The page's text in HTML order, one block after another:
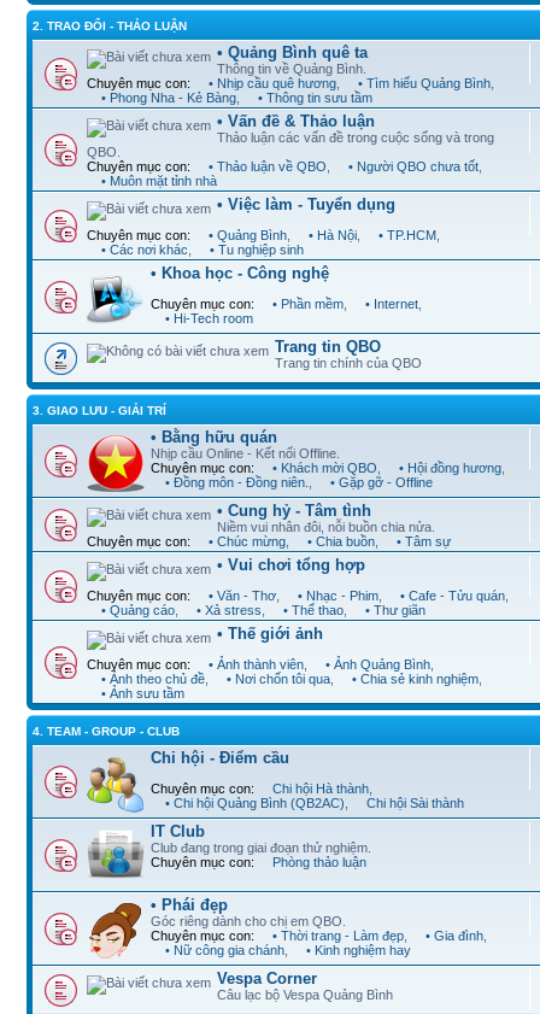
2. TRAO ĐỔI - THẢO LUẬN
• Quảng Bình quê ta
Thông tin về Quảng Bình.
Chuyên mục con:
• Nhịp cầu quê hương • Tìm hiểu Quảng Bình
• Phong Nha - Kẻ Bàng
• Thông tin sưu tầm
• Vấn đề & Thảo luận
Thảo luận các vấn đề trong cuộc sống và trong
QBO.
Chuyên mục con:
• Thảo luận về QBO • Người QBO chưa tốt
• Muôn mặt tỉnh nhà
• Việc làm - Tuyển dụng
Chuyên mục con: • Quảng Bình • Hà Nội • TP.HCM
• Các nơi khác
• Tu nghiệp sinh
• Khoa học - Công nghệ
Chuyên mục con: • Phần mềm • Internet
• Hi-Tech room
Trang tin QBO
Trang tin chính của QBO
3. GIAO LƯU - GIẢI TRÍ
• Bằng hữu quán
Nhịp cầu Online - Kết nối Offline.
Chuyên mục con:
• Khách mời QBO • Hội đồng hương
• Đồng môn - Đồng niên.
• Gặp gỡ - Offline
• Cung hỷ - Tâm tình
Niềm vui nhân đôi, nỗi buồn chia nửa.
Chuyên mục con:
• Chúc mừng • Chia buồn • Tâm sự
• Vui chơi tổng hợp
Chuyên mục con: • Văn - Thơ • Nhạc - Phim • Cafe - Tửu quán
• Quảng cáo
• Xả stress • Thể thao • Thư giãn
• Thế giới ảnh
Chuyên mục con: • Ảnh thành viên • Ảnh Quảng Bình
• Ảnh theo chủ đề
• Nơi chốn tôi qua • Chia sẻ kinh nghiệm
• Ảnh sưu tầm
4. TEAM - GROUP - CLUB
Chi hội - Điểm cầu
Chuyên mục con: Chi hội Hà thành
• Chi hội Quảng Bình (QB2AC)
Chi hội Sài thành
IT Club
Club đang trong giai đoạn thử nghiệm.
Chuyên mục con:
Phòng thảo luận
• Phái đẹp
Góc riêng dành cho chị em QBO.
Chuyên mục con:
• Thời trang - Làm đẹp • Gia đình
• Nữ công gia chánh
• Kinh nghiệm hay
Vespa Corner
Câu lạc bộ Vespa Quảng Bình